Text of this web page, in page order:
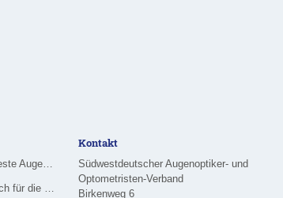
Merziger Auszubildende ist beste Augenoptikerin im Saarland
Nadine Schmidt qualifiziert sich für die Deutsche Meisterschaft im Handwerk
Kontakt
Südwestdeutscher Augenoptiker- und
Optometristen-Verband
Birkenweg 6